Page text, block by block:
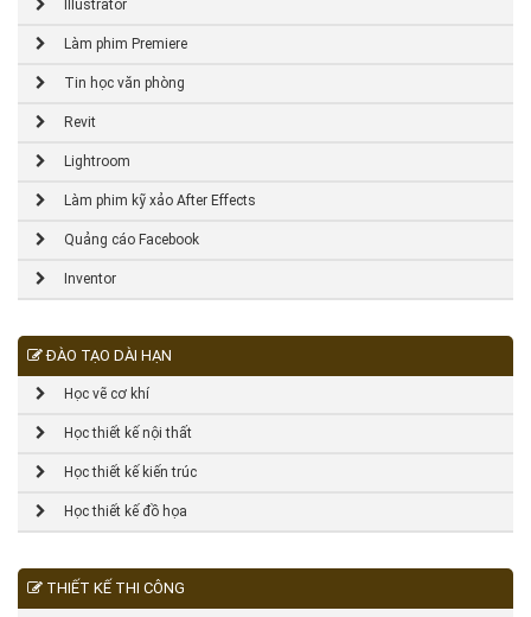
Illustrator
Làm phim Premiere
Tin học văn phòng
Revit
Lightroom
Làm phim kỹ xảo After Effects
Quảng cáo Facebook
Inventor
ĐÀO TẠO DÀI HẠN
Học vẽ cơ khí
Học thiết kế nội thất
Học thiết kế kiến trúc
Học thiết kế đồ họa
THIẾT KẾ THI CÔNG